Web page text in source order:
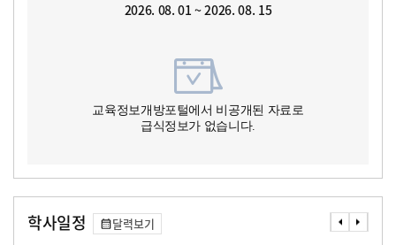
2026. 08. 01 ~ 2026. 08. 15
교육정보개방포털에서 비공개된 자료로
급식정보가 없습니다.
학사일정 달력보기